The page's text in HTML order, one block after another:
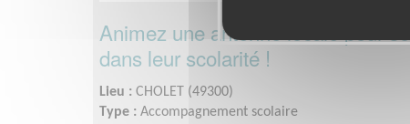
Animez une antenne locale pour
dans leur scolarité !
Lieu : CHOLET (49300)
Type : Accompagnement scolaire